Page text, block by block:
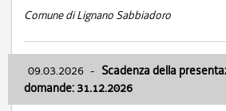
Comune di Lignano Sabbiadoro
09.03.2026 - Scadenza della
domande: 31.12.2026